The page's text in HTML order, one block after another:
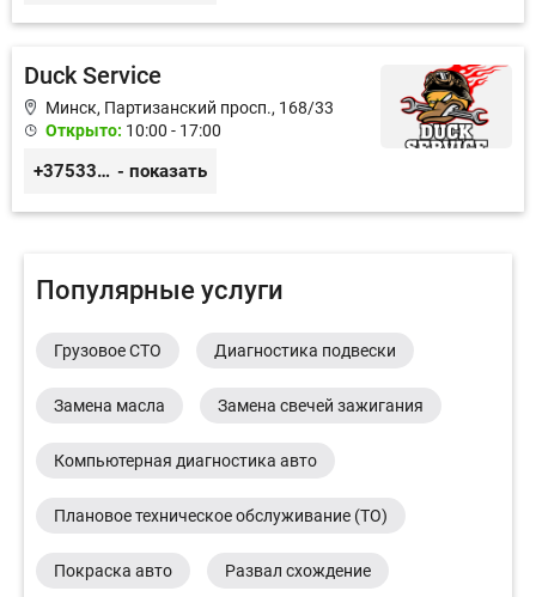
Duck Service
Минск, Партизанский просп., 168/33
Открыто: 10:00 - 17:00
+375333416710 - показать
Популярные услуги
Грузовое СТО Диагностика подвески
Замена масла Замена свечей зажигания
Компьютерная диагностика авто
Плановое техническое обслуживание (ТО)
Покраска авто Развал схождение